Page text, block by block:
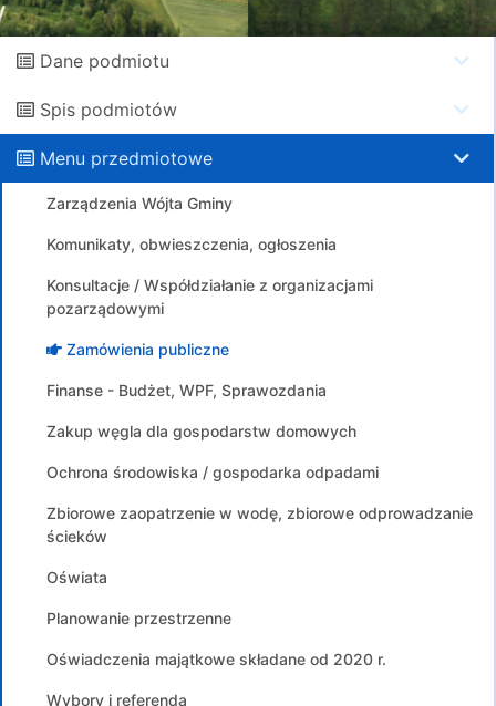
Dane podmiotu
Spis podmiotów
Menu przedmiotowe
Zarządzenia Wójta Gminy
Komunikaty, obwieszczenia, ogłoszenia
Konsultacje / Współdziałanie z organizacjami
pozarządowymi
Zamówienia publiczne
Finanse - Budżet, WPF, Sprawozdania
Zakup węgla dla gospodarstw domowych
Ochrona środowiska / gospodarka odpadami
Zbiorowe zaopatrzenie w wodę, zbiorowe odprowadzanie
ścieków
Oświata
Planowanie przestrzenne
Oświadczenia majątkowe składane od 2020 r.
Wybory i referenda